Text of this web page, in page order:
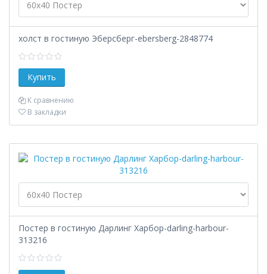
холст в гостиную Эберсберг-ebersberg-2848774
К сравнению
В закладки
Постер в гостиную Дарлинг Харбор-darling-harbour-
313216